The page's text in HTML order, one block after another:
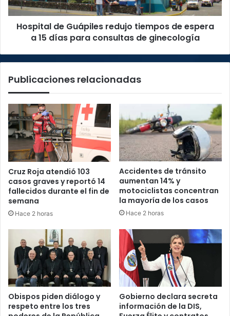
a
15
díasHospital de Guápiles redujo tiempos de espera
a 15 días para consultas de ginecología
Publicaciones relacionadas
Cruz Roja atendió 103
casos graves y reportó 14
fallecidos durante el fin de
semana
Hace 2 horas
Accidentes de tránsito
aumentan 14% y
motociclistas concentran
la mayoría de los casos
Hace 2 horas
Obispos piden diálogo y
respeto entre los tres
Gobierno declara secreta
información de la DIS,